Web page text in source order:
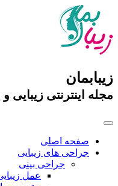
زیبابمان
مجله اینترنتی زیبایی
صفحه اصلی
جراحی های زیبایی
جراحی بینی
عمل